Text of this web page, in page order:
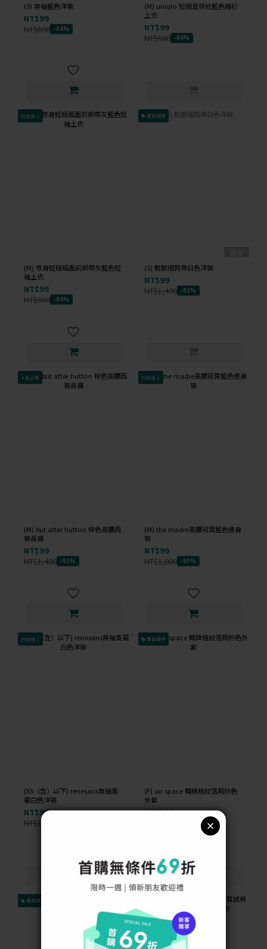
(S) 無袖藍色洋裝
NT$99
NT$600 -84%
(M) uniqlo 短版直條紋藍色襯衫
上衣
NT$99
NT$600 -84%
已降價↓
(M) 修身短版緞面前綁帶灰藍色短
袖上衣
NT$99
NT$600 -84%
會員獨享
(S) 鬆緊細肩帶白色洋裝
NT$99
NT$1,400 -93%
✦新上架
(M) but atter hutton 棕色高腰西
裝長褲
NT$99
NT$1,400 -93%
已降價↓
(M) the madre高腰荷葉藍色連身
裝
NT$99
NT$1,000 -90%
已降價↓
(XS（含）以下) renesans無袖寬
襬白色洋裝
NT$99
NT$1,000
會員獨享
(F) air space 韓牌格紋落肩粉色
外套
NT$299
會員獨享